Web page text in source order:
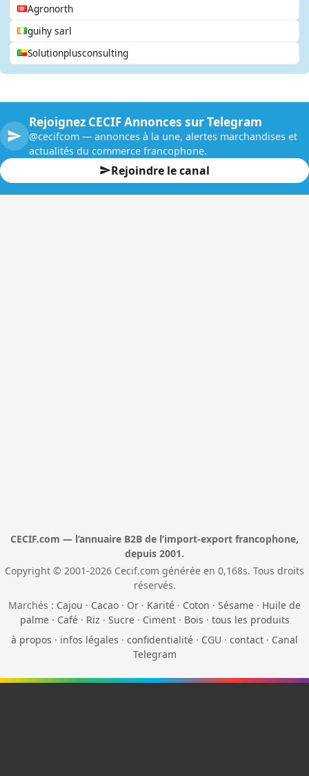
Agronorth
guihy sarl
Solutionplusconsulting
Rejoignez CECIF Annonces sur Telegram
@cecifcom — annonces à la une, alertes marchandises et
actualités du commerce francophone.
Rejoindre le canal
CECIF.com — l’annuaire B2B de l’import-export francophone,
depuis 2001.
Copyright © 2001-2026 Cecif.com générée en 0,168s. Tous droits
réservés.
Marchés : Cajou · Cacao · Or · Karité · Coton · Sésame · Huile de
palme· Café· Riz · Sucre· Ciment· Bois · tous les produits
à propos · infos légales · confidentialité · CGU · contact · Canal
Telegram